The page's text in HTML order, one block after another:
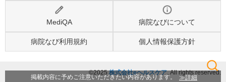
検索
掲載内容に予めご注意いただきたい内容があります。 詳細
MediQA 病院なびについて
病院なび利用規約 個人情報保護方針
©2025 株式会社eヘルスケア, All rights reserved.